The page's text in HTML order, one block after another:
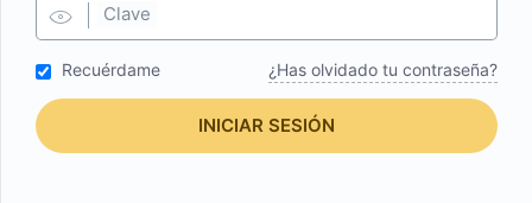
Clave
Recuérdame ¿Has olvidado tu contraseña?
INICIAR SESIÓN